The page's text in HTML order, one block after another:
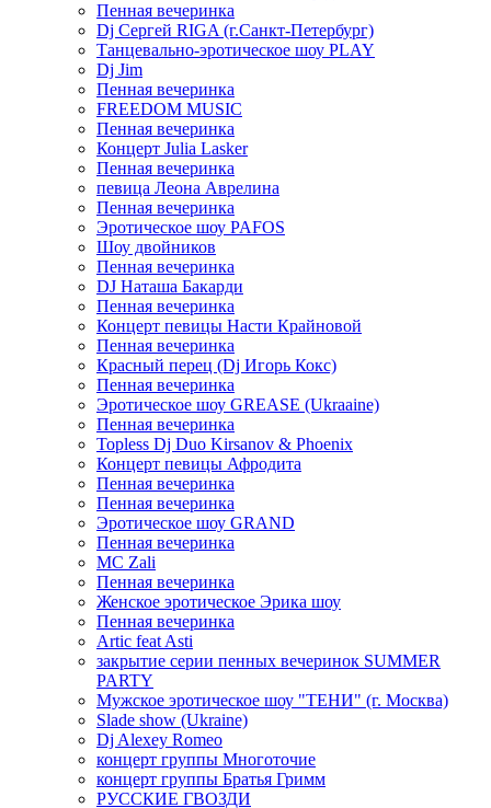
Пенная вечеринка
Dj Сергей RIGA (г.Санкт-Петербург)
Танцевально-эротическое шоу PLAY
Dj Jim
Пенная вечеринка
FREEDOM MUSIC
Пенная вечеринка
Концерт Julia Lasker
Пенная вечеринка
певица Леона Аврелина
Пенная вечеринка
Эротическое шоу PAFOS
Шоу двойников
Пенная вечеринка
DJ Наташа Бакарди
Пенная вечеринка
Концерт певицы Насти Крайновой
Пенная вечеринка
Красный перец (Dj Игорь Кокс)
Пенная вечеринка
Эротическое шоу GREASE (Ukraaine)
Пенная вечеринка
Topless Dj Duo Kirsanov & Phoenix
Концерт певицы Афродита
Пенная вечеринка
Пенная вечеринка
Эротическое шоу GRAND
Пенная вечеринка
MC Zali
Пенная вечеринка
Женское эротическое Эрика шоу
Пенная вечеринка
Artic feat Asti
закрытие серии пенных вечеринок SUMMER
PARTY
Мужское эротическое шоу "ТЕНИ" (г. Москва)
Slade show (Ukraine)
Dj Alexey Romeo
концерт группы Многоточие
концерт группы Братья Гримм
РУССКИЕ ГВОЗДИ